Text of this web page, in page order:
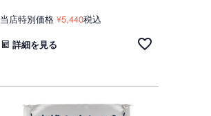
当店特別価格 ¥5,440税込
詳細を見る